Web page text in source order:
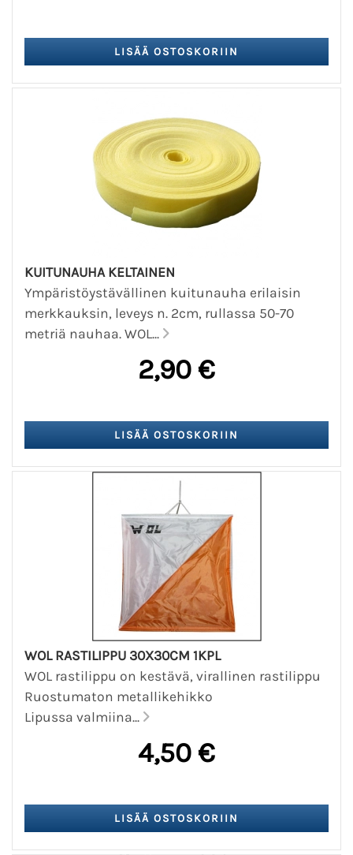
KUITUNAUHA KELTAINEN
Ympäristöystävällinen kuitunauha erilaisin
merkkauksin, leveys n. 2cm, rullassa 50-70
metriä nauhaa. WOL...
2,90 €
WOL RASTILIPPU 30X30CM 1KPL
WOL rastilippu on kestävä, virallinen rastilippu
Ruostumaton metallikehikko
Lipussa valmiina...
4,50 €